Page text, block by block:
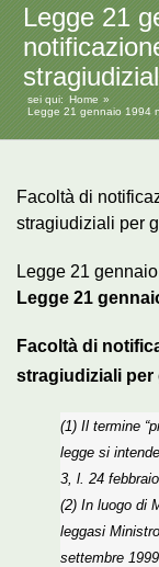
Legge 21
sei qui:
Home
Legge 21 gennaio 1994
Facoltà di
stragiudiziali per
Legge 21
Legge 21
Facoltà di
stragiudiziali per
(1) Il termine
legge si
3, l. 24
(2) In luogo di
leggasi
settembre 1999.